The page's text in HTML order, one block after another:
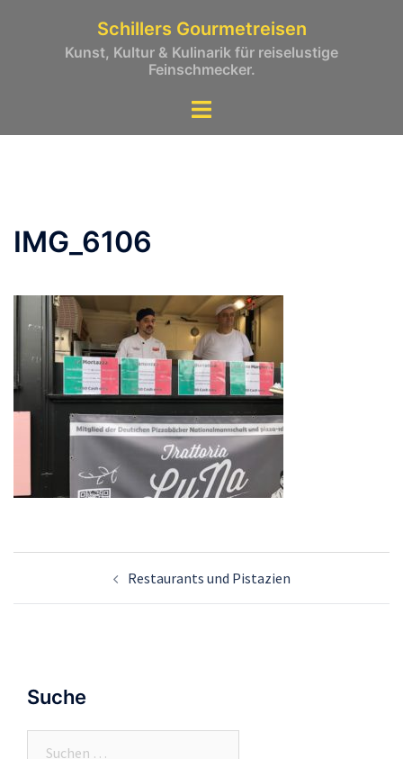
Schillers Gourmetreisen
Kunst, Kultur & Kulinarik für reiselustige
Feinschmecker.
IMG_6106
Navigation Restaurants und Pistazien
Suche